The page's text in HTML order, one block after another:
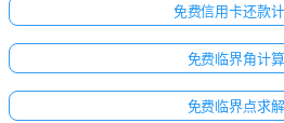
免费信用卡还款
免费临界角计
免费临界点求